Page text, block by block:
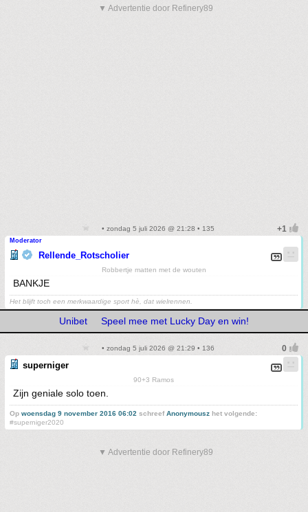
▼ Advertentie door Refinery89
• zondag 5 juli 2026 @ 21:28 • 135
Moderator
Rellende_Rotscholier
Robbertje matten met de wouten
BANKJE
Het blijft toch een merkwaardige sport hè, dat wielrennen.
Unibet Speel mee met Lucky Day en win!
• zondag 5 juli 2026 @ 21:29 • 136
superniger
90+3 Ramos
Zijn geniale solo toen.
Op woensdag 9 november 2016 06:02 schreefAnonymousz het volgende:
#superniger2020
▼ Advertentie door Refinery89